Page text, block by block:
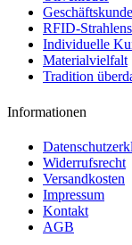
RFID-
Individuelle
Materialvielfalt
Tradition
Informationen
Widerrufsrecht
Versandkosten
Impressum
Kontakt
AGB